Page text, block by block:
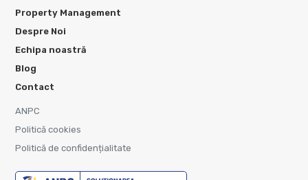
Property Management
Despre Noi
Echipa noastră
Blog
Contact
ANPC
Politică cookies
Politică de confidențialitate